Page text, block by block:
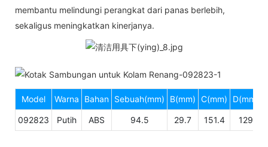
membantu melindungi perangkat dari panas berlebih,
sekaligus meningkatkan kinerjanya.
Model Warna Bahan Sebuah(mm) B(mm) C(mm) D(mm)
092823 Putih ABS 94.5 29.7 151.4 129